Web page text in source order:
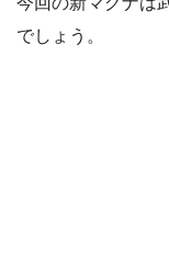
でしょう。